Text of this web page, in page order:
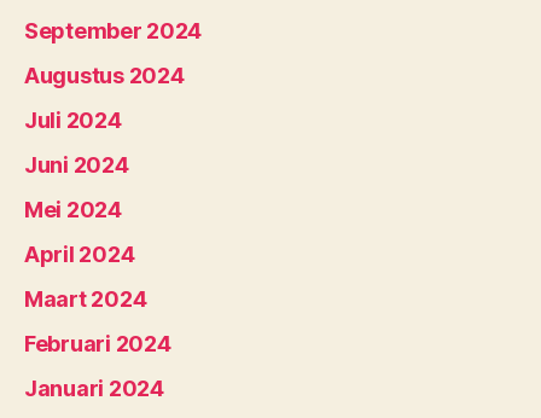
September 2024
Augustus 2024
Juli 2024
Juni 2024
Mei 2024
April 2024
Maart 2024
Februari 2024
Januari 2024